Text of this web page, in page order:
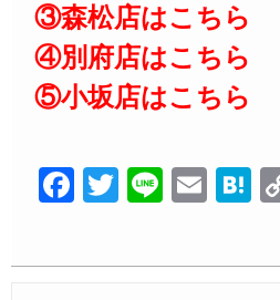
③森松店はこちら
④別府店はこちら
⑤小坂店はこちら
F
c
T
tt
Li
e
E
ail
H
e